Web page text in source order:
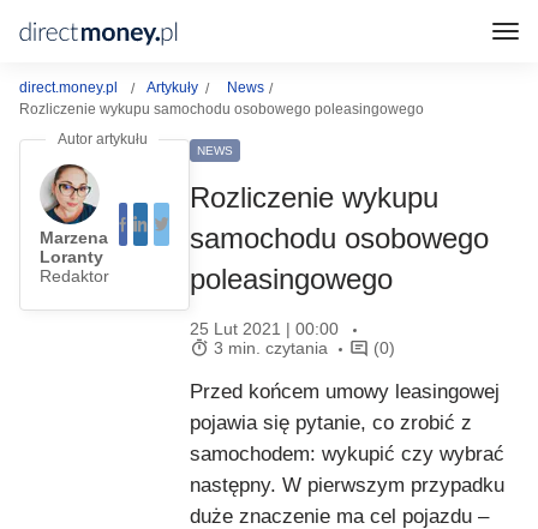
direct.money.pl Artykuły
News
Rozliczenie wykupu samochodu osobowego poleasingowego
Marzena
Loranty
Redaktor
NEWS
Rozliczenie wykupu
samochodu osobowego
poleasingowego
25 Lut 2021 | 00:00
3 min. czytania
(0)
Przed końcem umowy leasingowej
pojawia się pytanie, co zrobić z
samochodem: wykupić czy wybrać
następny. W pierwszym przypadku
duże znaczenie ma cel pojazdu –